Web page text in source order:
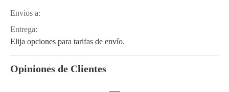
Envíos a:
Entrega:
Elija opciones para tarifas de envío.
Opiniones de Clientes